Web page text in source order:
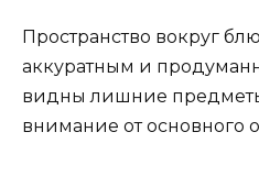
Пространство вокруг
аккуратным и
видны лишние
внимание от основного